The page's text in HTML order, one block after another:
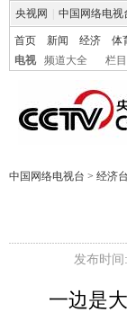
央视网 中国网络电视
首页 新闻 经济 体
电视
频道大全 栏
中国网络电视台 > 经济台
发布时
一边是大